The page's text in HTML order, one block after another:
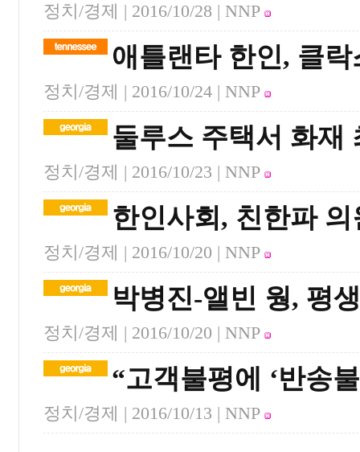
정치/경제 | 2016/10/28 | NNP
애틀랜타 한인, 클
정치/경제 | 2016/10/24 | NNP
둘루스 주택서 화재
정치/경제 | 2016/10/23 | NNP
한인사회, 친한파
정치/경제 | 2016/10/20 | NNP
박병진-앨빈 웡, 평
정치/경제 | 2016/10/20 | NNP
“고객불평에 ‘반송
정치/경제 | 2016/10/13 | NNP